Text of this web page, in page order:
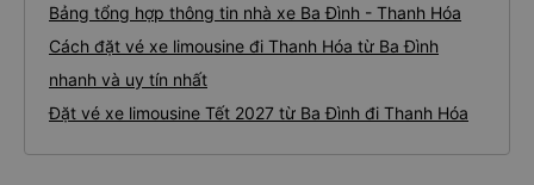
Bảng tổng hợp thông tin nhà xe Ba Đình - Thanh Hóa
Cách đặt vé xe limousine đi Thanh Hóa từ Ba Đình
nhanh và uy tín nhất
Đặt vé xe limousine Tết 2027 từ Ba Đình đi Thanh Hóa